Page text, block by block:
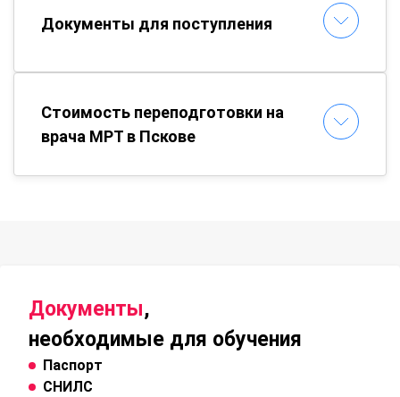
Документы для поступления
Стоимость переподготовки на
врача МРТ в Пскове
Документы,
необходимые для обучения
Паспорт
СНИЛС